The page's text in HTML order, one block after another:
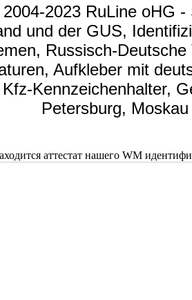
2023 RuLine oHG
und der GUS,
Russisch-
Aufkleber mit
Kennzeichenhalter,
Petersburg,